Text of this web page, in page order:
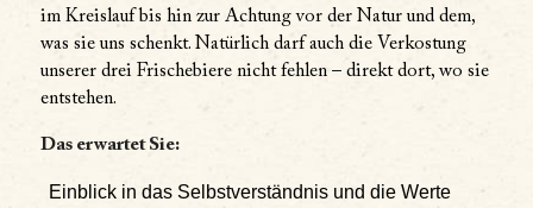
im Kreislauf bis hin zur Achtung vor der Natur und dem,
was sie uns schenkt. Natürlich darf auch die Verkostung
unserer drei Frischebiere nicht fehlen – direkt dort, wo sie
entstehen.
Das erwartet Sie:
Einblick in das Selbstverständnis und die Werte